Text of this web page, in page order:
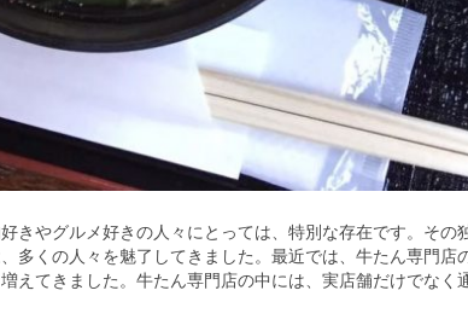
きやグルメ好きの人々にとっては、特別な存在です。 その
多くの人々を魅了してきました。最近では、牛たん専門店
えてきました。牛たん専門店の中には、実店舗だけでなく